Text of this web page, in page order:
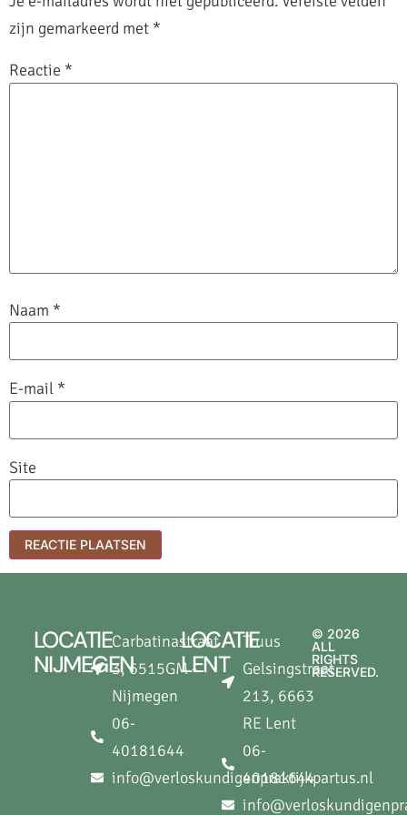
zijn gemarkeerd met *
Reactie *
Naam *
E-mail *
Site
LOCATIE
NIJMEGEN
Carbatinastraat
3, 6515GM -
Nijmegen
06-
40181644
info@verloskundigenpraktijkpartus.nl
LOCATIE
LENT
Truus
Gelsingstraat
213, 6663
RE Lent
06-
40181644
© 2026
ALL
RIGHTS
RESERVED.